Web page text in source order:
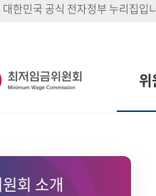
한민국 공식 전자정부 누리집입
위
회 소개